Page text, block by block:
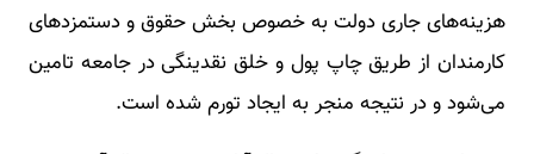
هزینه‌های جاری دولت به خصوص بخش حقوق و دستمزدهای
کارمندان از طریق چاپ پول و خلق نقدینگی در جامعه تامین
می‌شود و در نتیجه منجر به ایجاد تورم شده است.